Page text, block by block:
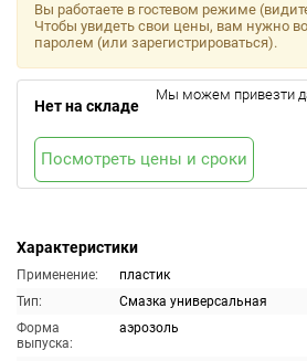
Характеристики
Применение:
пластик
Тип:
Смазка универсальная
Форма
выпуска:
аэрозоль
Вы работаете в гостевом режиме
Чтобы увидеть свои цены, вам нужно
паролем (или зарегистрироваться).
Нет на складе
Мы можем привезти
Посмотреть цены и сроки